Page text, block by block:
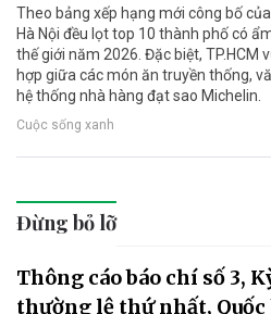
Theo bảng xếp hạng mới công bố
Hà Nội đều lọt top 10 thành phố có
thế giới năm 2026. Đặc biệt, TP.HCM
hợp giữa các món ăn truyền thống,
hệ thống nhà hàng đạt sao Michelin.
Cuộc sống xanh
Đừng bỏ lỡ
Thông cáo báo chí số 3,
thường lệ thứ nhất,